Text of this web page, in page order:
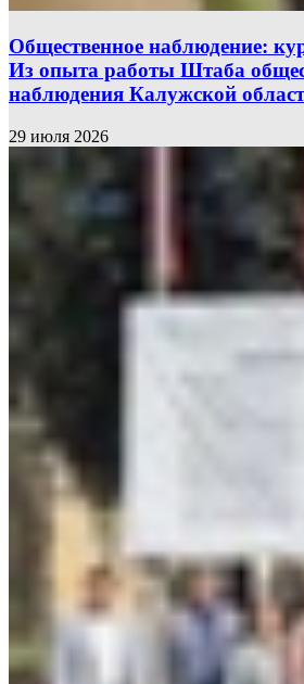
Общественное наблюдение:
Из опыта работы Штаба
наблюдения Калужской
29 июля 2026